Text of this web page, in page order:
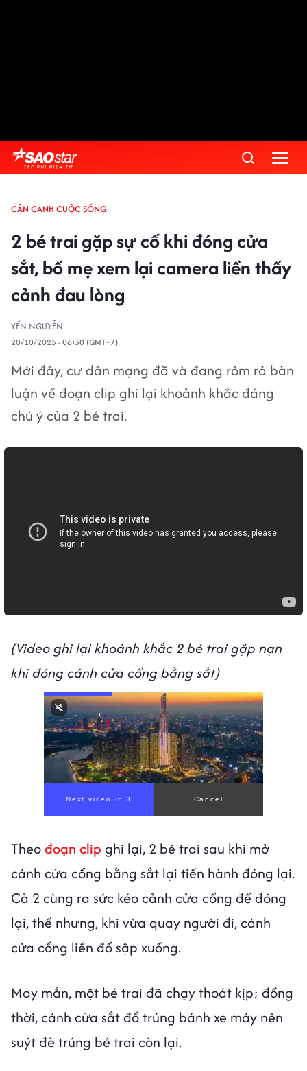
CẬN CẢNH CUỘC SỐNG
2 bé trai gặp sự cố khi đóng cửa
sắt, bố mẹ xem lại camera liền thấy
cảnh đau lòng
YẾN NGUYỄN
20/10/2025 - 06:30 (GMT+7)
Mới đây, cư dân mạng đã và đang rôm rả bàn
luận về đoạn clip ghi lại khoảnh khắc đáng
chú ý của 2 bé trai.
(Video ghi lại khoảnh khắc 2 bé trai gặp nạn
khi đóng cánh cửa cổng bằng sắt)
Next video in 1 Cancel
Theođoạn clip ghi lại, 2 bé trai sau khi mở
cánh cửa cổng bằng sắt lại tiến hành đóng lại.
Cả 2 cùng ra sức kéo cảnh cửa cổng để đóng
lại, thế nhưng, khi vừa quay người đi, cánh
cửa cổng liền đổ sập xuống.
May mắn, một bé trai đã chạy thoát kịp; đồng
thời, cánh cửa sắt đổ trúng bánh xe máy nên
suýt đè trúng bé trai còn lại.